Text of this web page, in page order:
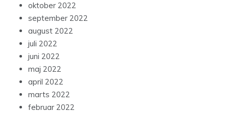
oktober 2022
september 2022
august 2022
juli 2022
juni 2022
maj 2022
april 2022
marts 2022
februar 2022